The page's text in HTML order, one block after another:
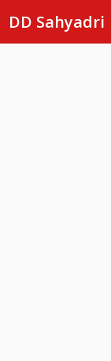
DD Sahyadri